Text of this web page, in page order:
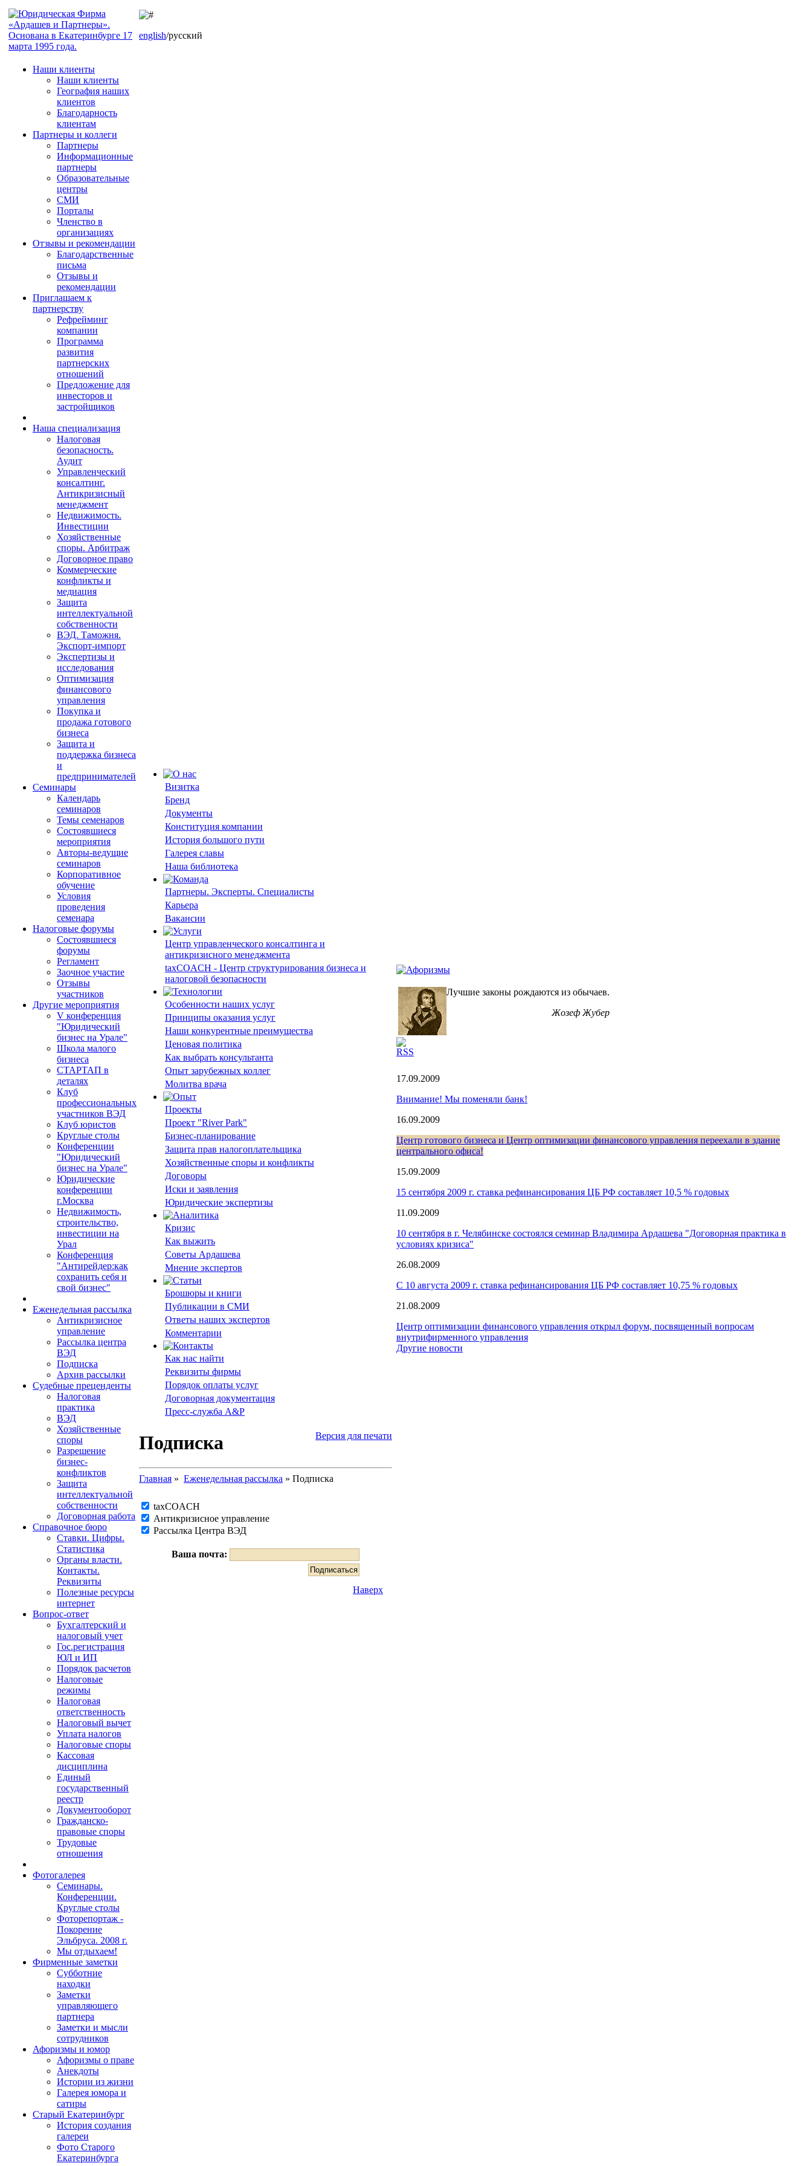
english/русский
Наши клиенты
Наши клиенты
География наших
клиентов
Благодарность
клиентам
Партнеры и коллеги
Партнеры
Информационные
партнеры
Образовательные
центры
СМИ
Порталы
Членство в
организациях
Отзывы и рекомендации
Благодарственные
письма
Отзывы и
рекомендации
Приглашаем к
партнерству
Рефрейминг
компании
Программа
развития
партнерских
отношений
Предложение для
инвесторов и
застройщиков
Наша специализация
Налоговая
безопасность.
Аудит
Управленческий
консалтинг.
Антикризисный
менеджмент
Недвижимость.
Инвестиции
Хозяйственные
споры. Арбитраж
Договорное право
Коммерческие
конфликты и
медиация
Защита
интеллектуальной
собственности
ВЭД. Таможня.
Экспорт-импорт
Экспертизы и
исследования
Оптимизация
финансового
управления
Покупка и
продажа готового
бизнеса
Защита и
поддержка бизнеса
и
предпринимателей
Семинары
Календарь
семинаров
Темы семенаров
Состоявшиеся
мероприятия
Авторы-ведущие
семинаров
Корпоративное
обучение
Условия
проведения
семенара
Налоговые форумы
Состоявшиеся
форумы
Регламент
Заочное участие
Отзывы
участников
Другие мероприятия
V конференция
"Юридический
бизнес на Урале"
Школа малого
бизнеса
СТАРТАП в
деталях
Клуб
профессиональных
участников ВЭД
Клуб юристов
Круглые столы
Конференции
"Юридический
бизнес на Урале"
Юридические
конференции
г.Москва
Недвижимость,
строительство,
инвестиции на
Урал
Конференция
"Антирейдер:как
сохранить себя и
свой бизнес"
Еженедельная рассылка
Антикризисное
управление
Рассылка центра
ВЭД
Подписка
Архив рассылки
Судебные преценденты
Налоговая
практика
ВЭД
Хозяйственные
споры
Разрешение
бизнес-
конфликтов
Защита
интеллектуальной
собственности
Договорная работа
Справочное бюро
Ставки. Цифры.
Статистика
Органы власти.
Контакты.
Реквизиты
Полезные ресурсы
интернет
Вопрос-ответ
Бухгалтерский и
налоговый учет
Гос.регистрация
ЮЛ и ИП
Порядок расчетов
Налоговые
режимы
Налоговая
ответственность
Налоговый вычет
Уплата налогов
Налоговые споры
Кассовая
дисциплина
Единый
государственный
реестр
Документооборот
Гражданско-
правовые споры
Трудовые
отношения
Фотогалерея
Семинары.
Конференции.
Круглые столы
Фоторепортаж -
Покорение
Эльбруса. 2008 г.
Мы отдыхаем!
Фирменные заметки
Субботние
находки
Заметки
управляющего
партнера
Заметки и мысли
сотрудников
Афоризмы и юмор
Афоризмы о праве
Анекдоты
Истории из жизни
Галерея юмора и
сатиры
Старый Екатеринбург
История создания
галереи
Фото Старого
Екатеринбурга
Визитка
Бренд
Документы
Конституция компании
История большого пути
Галерея славы
Наша библиотека
Партнеры. Эксперты. Специалисты
Карьера
Вакансии
Центр управленческого консалтинга и
антикризисного менеджмента
taxCOACH - Центр структурирования бизнеса и
налоговой безопасности
Особенности наших услуг
Принципы оказания услуг
Наши конкурентные преимущества
Ценовая политика
Как выбрать консультанта
Опыт зарубежных коллег
Молитва врача
Проекты
Проект "River Park"
Бизнес-планирование
Защита прав налогоплательщика
Хозяйственные споры и конфликты
Договоры
Иски и заявления
Юридические экспертизы
Кризис
Как выжить
Советы Ардашева
Мнение экспертов
Брошюры и книги
Публикации в СМИ
Ответы наших экспертов
Комментарии
Как нас найти
Реквизиты фирмы
Порядок оплаты услуг
Договорная документация
Пресс-служба A&P
Версия для печати
Подписка
Главная » Еженедельная рассылка » Подписка
taxCOACH
Антикризисное управление
Рассылка Центра ВЭД
Ваша почта:
Наверх
Лучшие законы рождаются из обычаев.
Жозеф Жубер
RSS
17.09.2009
Внимание! Мы поменяли банк!
16.09.2009
Центр готового бизнеса и Центр оптимизации финансового управления переехали в здание
центрального офиса!
15.09.2009
15 сентября 2009 г. ставка рефинансирования ЦБ РФ составляет 10,5 % годовых
11.09.2009
10 сентября в г. Челябинске состоялся семинар Владимира Ардашева "Договорная практика в
условиях кризиса"
26.08.2009
С 10 августа 2009 г. ставка рефинансирования ЦБ РФ составляет 10,75 % годовых
21.08.2009
Центр оптимизации финансового управления открыл форум, посвященный вопросам
внутрифирменного управления
Другие новости